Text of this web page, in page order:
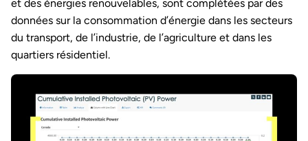
et des énergies renouvelables, sont complétées par des
données sur la consommation d’énergie dans les secteurs
du transport, de l’industrie, de l’agriculture et dans les
quartiers résidentiel.